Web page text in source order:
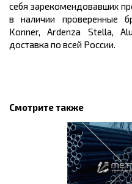
себя зарекомендовавших
в наличии проверенные
Konner, Ardenza Stella,
доставка по всей России.
Смотрите также